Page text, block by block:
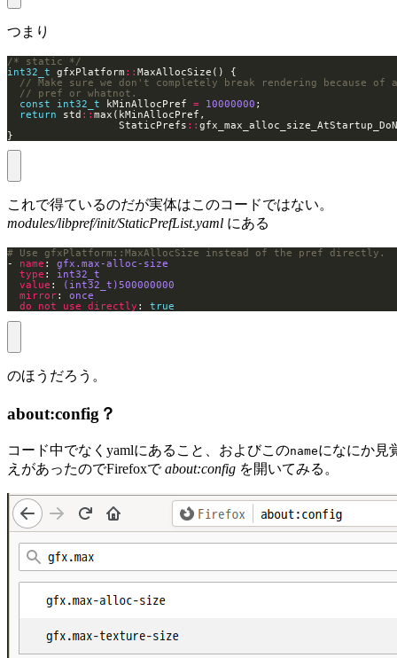
つまり
/* static */
int32_t gfxPlatform ::
const
int32_t kMinAllocPref = 10000000
return std ::
                  StaticPrefs
::
}
これで得ているのだが実体はこのコードではない。
modules/libpref/init/StaticPrefList.yaml にある
# Use gfxPlatform::MaxAllocSize instead of the pref directly.
- name : gfx.max-alloc-size
type : int32_t
value :
(int32_t)500000000
mirror: once
do_not_use_directly : true
のほうだろう。
about:config？
コード中でなくyamlにあること、およびこのnameになにか見
えがあったのでFirefoxでabout:config を開いてみる。